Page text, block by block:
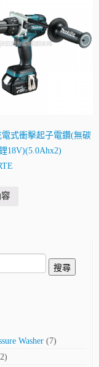
電式衝擊起子電鑽(無碳
18V)(5.0Ahx2)
搜尋
Washer (7)